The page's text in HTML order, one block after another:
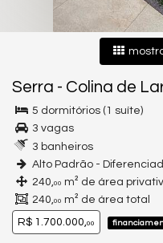
Serra - Colina de
5 dormitórios (1 suíte)
3 vagas
3 banheiros
Alto Padrão -
240,00 m² de área
240,00 m² de área total
R$ 1.700.000,00